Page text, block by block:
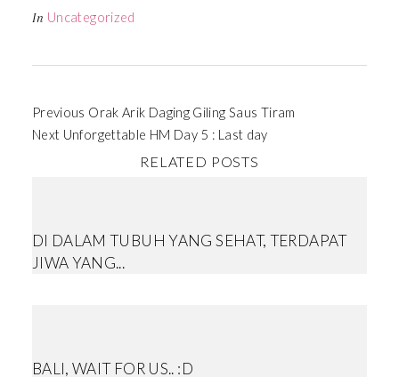
In Uncategorized
Previous Orak Arik Daging Giling Saus Tiram
Next Unforgettable HM Day 5 : Last day
RELATED POSTS
DI DALAM TUBUH YANG SEHAT, TERDAPAT
JIWA YANG...
BALI, WAIT FOR US.. :D